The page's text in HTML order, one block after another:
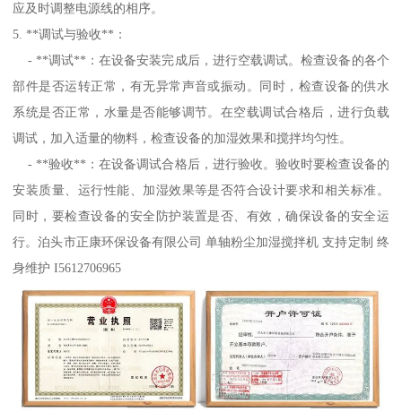
应及时调整电源线的相序。
5. **调试与验收**：
- **调试**：在设备安装完成后，进行空载调试。检查设备的各个
部件是否运转正常，有无异常声音或振动。同时，检查设备的供水
系统是否正常，水量是否能够调节。在空载调试合格后，进行负载
调试，加入适量的物料，检查设备的加湿效果和搅拌均匀性。
- **验收**：在设备调试合格后，进行验收。验收时要检查设备的
安装质量、运行性能、加湿效果等是否符合设计要求和相关标准。
同时，要检查设备的安全防护装置是否、有效，确保设备的安全运
行。泊头市正康环保设备有限公司 单轴粉尘加湿搅拌机 支持定制 终
身维护 I5612706965